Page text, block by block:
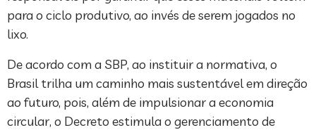
para o ciclo produtivo, ao invés de serem jogados no
lixo.
De acordo com a SBP, ao instituir a normativa, o
Brasil trilha um caminho mais sustentável em direção
ao futuro, pois, além de impulsionar a economia
circular, o Decreto estimula o gerenciamento de